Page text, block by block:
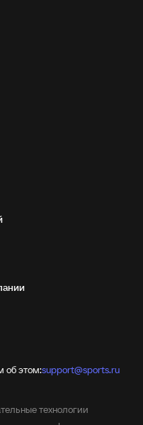
об этом:support@sports.ru
технологии